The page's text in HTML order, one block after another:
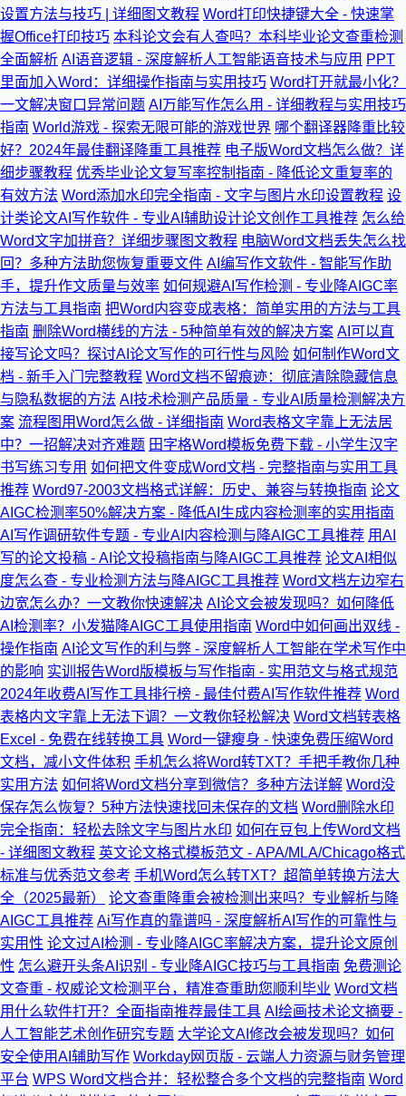
设置方法与技巧 | 详细图文教程 Word打印快捷键大全 - 快速掌
握Office打印技巧 本科论文会有人查吗？本科毕业论文查重检测
全面解析 AI语音逻辑 - 深度解析人工智能语音技术与应用 PPT
里面加入Word：详细操作指南与实用技巧 Word打开就最小化？
一文解决窗口异常问题 AI万能写作怎么用 - 详细教程与实用技巧
指南 World游戏 - 探索无限可能的游戏世界 哪个翻译器降重比较
好？2024年最佳翻译降重工具推荐 电子版Word文档怎么做？详
细步骤教程 优秀毕业论文复写率控制指南 - 降低论文重复率的
有效方法 Word添加水印完全指南 - 文字与图片水印设置教程 设
计类论文AI写作软件 - 专业AI辅助设计论文创作工具推荐 怎么给
Word文字加拼音？详细步骤图文教程 电脑Word文档丢失怎么找
回？多种方法助您恢复重要文件 AI编写作文软件 - 智能写作助
手，提升作文质量与效率 如何规避AI写作检测 - 专业降AIGC率
方法与工具指南 把Word内容变成表格：简单实用的方法与工具
指南 删除Word横线的方法 - 5种简单有效的解决方案 AI可以直
接写论文吗？探讨AI论文写作的可行性与风险 如何制作Word文
档 - 新手入门完整教程 Word文档不留痕迹：彻底清除隐藏信息
与隐私数据的方法 AI技术检测产品质量 - 专业AI质量检测解决方
案 流程图用Word怎么做 - 详细指南 Word表格文字靠上无法居
中？一招解决对齐难题 田字格Word模板免费下载 - 小学生汉字
书写练习专用 如何把文件变成Word文档 - 完整指南与实用工具
推荐 Word97-2003文档格式详解：历史、兼容与转换指南 论文
AIGC检测率50%解决方案 - 降低AI生成内容检测率的实用指南
AI写作调研软件专题 - 专业AI内容检测与降AIGC工具推荐 用AI
写的论文投稿 - AI论文投稿指南与降AIGC工具推荐 论文AI相似
度怎么查 - 专业检测方法与降AIGC工具推荐 Word文档左边窄右
边宽怎么办？一文教你快速解决 AI论文会被发现吗？如何降低
AI检测率？小发猫降AIGC工具使用指南 Word中如何画出双线 -
操作指南 AI论文写作的利与弊 - 深度解析人工智能在学术写作中
的影响 实训报告Word版模板与写作指南 - 实用范文与格式规范
2024年收费AI写作工具排行榜 - 最佳付费AI写作软件推荐 Word
表格内文字靠上无法下调？一文教你轻松解决 Word文档转表格
Excel - 免费在线转换工具 Word一键瘦身 - 快速免费压缩Word
文档，减小文件体积 手机怎么将Word转TXT？手把手教你几种
实用方法 如何将Word文档分享到微信？多种方法详解 Word没
保存怎么恢复？5种方法快速找回未保存的文档 Word删除水印
完全指南：轻松去除文字与图片水印 如何在豆包上传Word文档
- 详细图文教程 英文论文格式模板范文 - APA/MLA/Chicago格式
标准与优秀范文参考 手机Word怎么转TXT？超简单转换方法大
全（2025最新）
论文查重降重会被检测出来吗？专业解析与降
AIGC工具推荐 Ai写作真的靠谱吗 - 深度解析AI写作的可靠性与
实用性 论文过AI检测 - 专业降AIGC率解决方案，提升论文原创
性 怎么避开头条AI识别 - 专业降AIGC技巧与工具指南 免费测论
文查重 - 权威论文检测平台，精准查重助您顺利毕业 Word文档
用什么软件打开？全面指南推荐最佳工具 AI绘画技术论文摘要 -
人工智能艺术创作研究专题 大学论文AI修改会被发现吗？如何
安全使用AI辅助写作 Workday网页版 - 云端人力资源与财务管理
平台 WPS Word文档合并：轻松整合多个文档的完整指南 Word